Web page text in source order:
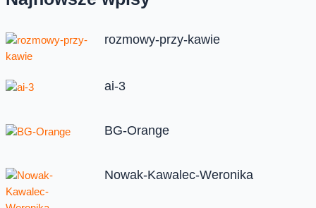
rozmowy-przy-kawie
ai-3
BG-Orange
Nowak-Kawalec-Weronika